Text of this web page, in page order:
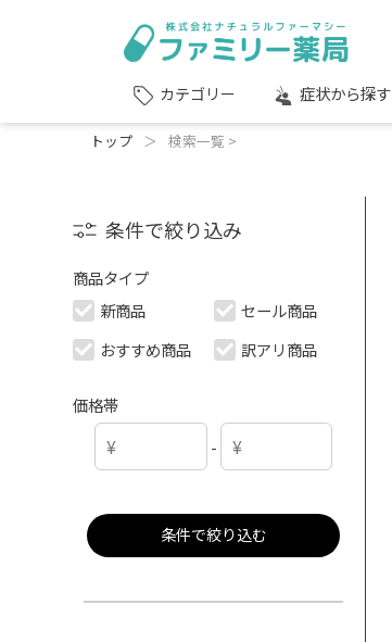
カテゴリー 症状から探す
トップ ＞ 検索一覧 >
条件で絞り込み
商品タイプ
新商品
セール商品
おすすめ商品
訳アリ商品
価格帯
-
条件で絞り込む